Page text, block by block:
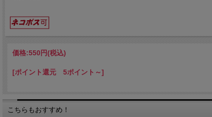
価格:550円(税込)
[ポイント還元 5ポイント～]
こちらもおすすめ！